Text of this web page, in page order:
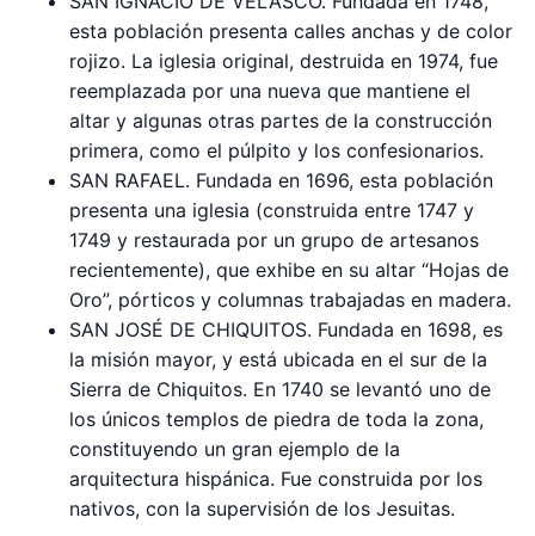
esta población presenta calles anchas y de color
rojizo. La iglesia original, destruida en 1974, fue
reemplazada por una nueva que mantiene el
altar y algunas otras partes de la construcción
primera, como el púlpito y los confesionarios.
SAN RAFAEL. Fundada en 1696, esta población
presenta una iglesia (construida entre 1747 y
1749 y restaurada por un grupo de artesanos
recientemente), que exhibe en su altar “Hojas de
Oro”, pórticos y columnas trabajadas en madera.
SAN JOSÉ DE CHIQUITOS. Fundada en 1698, es
la misión mayor, y está ubicada en el sur de la
Sierra de Chiquitos. En 1740 se levantó uno de
los únicos templos de piedra de toda la zona,
constituyendo un gran ejemplo de la
arquitectura hispánica. Fue construida por los
nativos, con la supervisión de los Jesuitas.